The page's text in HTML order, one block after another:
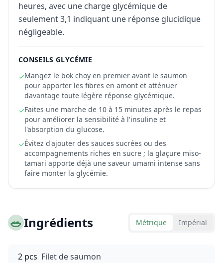
heures, avec une charge glycémique de
seulement 3,1 indiquant une réponse glucidique
négligeable.
CONSEILS GLYCÉMIE
✓Mangez le bok choy en premier avant le saumon
pour apporter les fibres en amont et atténuer
davantage toute légère réponse glycémique.
✓Faites une marche de 10 à 15 minutes après le repas
pour améliorer la sensibilité à l'insuline et
l'absorption du glucose.
✓Évitez d'ajouter des sauces sucrées ou des
accompagnements riches en sucre ; la glaçure miso-
tamari apporte déjà une saveur umami intense sans
faire monter la glycémie.
🥗Ingrédients Métrique Impérial
2 pcs Filet de saumon